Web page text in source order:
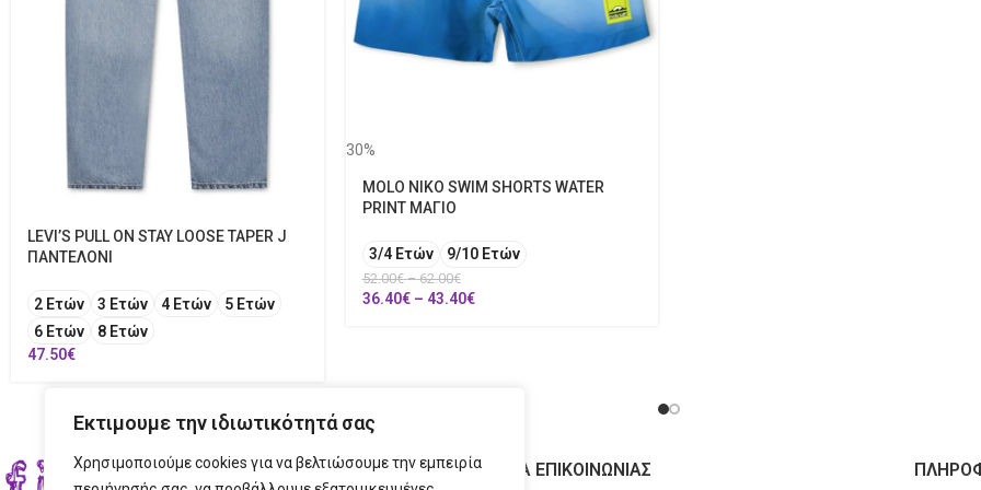
Εκτιμουμε την ιδιωτικότητά σας
Χρησιμοποιούμε cookies για να βελτιώσουμε την εμπειρία
LEVI’S PULL ON STAY LOOSE TAPER J
ΠΑΝΤΕΛΟΝΙ
2 Ετών 3 Ετών 4 Ετών
5 Ετών
6 Ετών
8 Ετών
47.50€
30%
MOLO NIKO SWIM SHORTS WATER
PRINT ΜΑΓΙΟ
3/4 Ετών 9/10 Ετών
52.00€ – 62.00€
36.40€ – 43.40€
ΣΤΟΙΧΕΙΑ ΕΠΙΚΟΙΝΩΝΙΑΣ